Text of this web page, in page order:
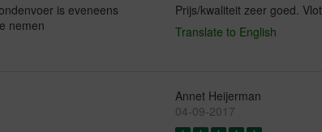
is eveneens
nemen
Prijs/kwaliteit zeer goed.
Translate to English
Annet Heijerman
04-09-2017